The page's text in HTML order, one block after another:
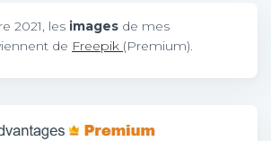
2021, les images de mes
de Freepik (Premium).